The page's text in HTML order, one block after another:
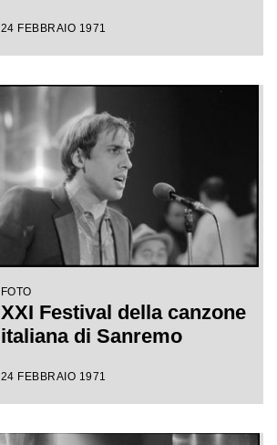
24 FEBBRAIO 1971
FOTO
XXI Festival della canzone
italiana di Sanremo
24 FEBBRAIO 1971